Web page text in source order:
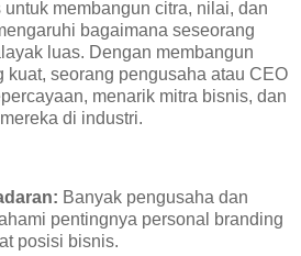
membangun citra, nilai, dan
bagaimana seseorang
luas. Dengan membangun
kuat, seorang pengusaha atau CEO
menarik mitra bisnis, dan
di industri.
Banyak pengusaha dan
pentingnya personal branding
posisi bisnis.